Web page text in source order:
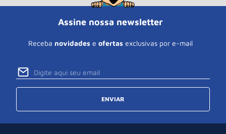
Assine nossa newsletter
Receba novidades e ofertas exclusivas por e-mail
ENVIAR